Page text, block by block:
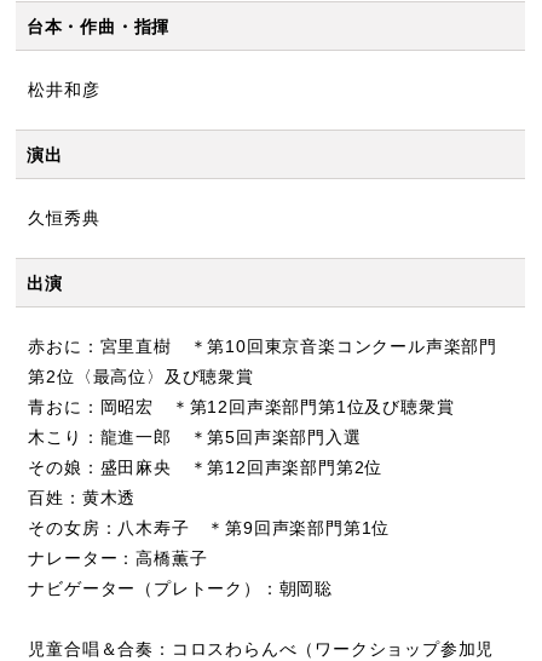
台本・作曲・指揮
松井和彦
演出
久恒秀典
出演
赤おに：宮里直樹 ＊第10回東京音楽コンクール声楽部門
第2位〈最高位〉及び聴衆賞
青おに：岡昭宏 ＊第12回声楽部門第1位及び聴衆賞
木こり：龍進一郎 ＊第5回声楽部門入選
その娘：盛田麻央 ＊第12回声楽部門第2位
百姓：黄木透
その女房：八木寿子 ＊第9回声楽部門第1位
ナレーター：高橋薫子
ナビゲーター（プレトーク）：朝岡聡
児童合唱＆合奏：コロスわらんべ（ワークショップ参加児